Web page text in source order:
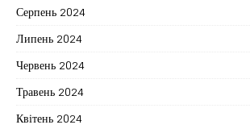
Серпень 2024
Липень 2024
Червень 2024
Травень 2024
Квітень 2024